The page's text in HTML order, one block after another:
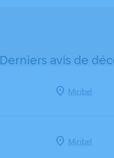
Derniers avis de
Miribel
Miribel